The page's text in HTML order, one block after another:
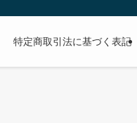
特定商取引法に基づく表記